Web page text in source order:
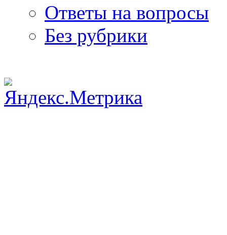
Ответы на вопросы
Без рубрики